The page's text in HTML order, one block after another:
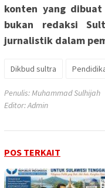
konten yang
bukan redaksi
jurnalistik dalam
Dikbud sultra
Penulis: Muhammad Sulhijah
Editor: Admin
POS TERKAIT